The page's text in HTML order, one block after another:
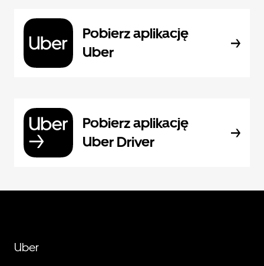
Pobierz aplikację
Uber
Pobierz aplikację
Uber Driver
Uber